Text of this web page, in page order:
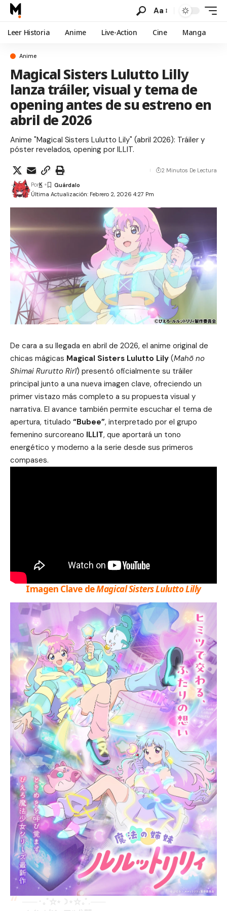
Aa
Leer Historia Anime Live-Action Cine Manga
Anime
Magical Sisters Lulutto Lilly
lanza tráiler, visual y tema de
opening antes de su estreno en
abril de 2026
Anime "Magical Sisters Lulutto Lily" (abril 2026): Tráiler y
póster revelados, opening por ILLIT.
Última Actualización: Febrero 2, 2026 4:27 Pm
PorK
2 Minutos De Lectura
De cara a su llegada en abril de 2026, el anime original de
chicas mágicas Magical Sisters Lulutto Lily (Mahō no
Shimai Rurutto Rirī) presentó oficialmente su tráiler
principal junto a una nueva imagen clave, ofreciendo un
primer vistazo más completo a su propuesta visual y
narrativa. El avance también permite escuchar el tema de
apertura, titulado “Bubee”, interpretado por el grupo
femenino surcoreano ILLIT, que aportará un tono
energético y moderno a la serie desde sus primeros
compases.
Imagen Clave deMagical Sisters Lulutto Lilly